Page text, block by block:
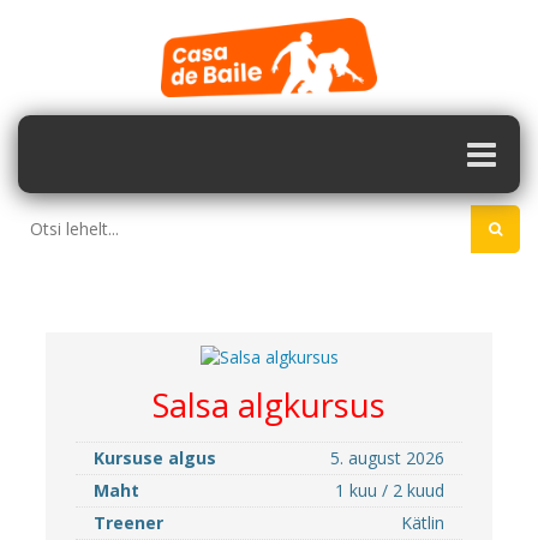
Salsa algkursus
Kursuse algus
5. august 2026
Maht
1 kuu / 2 kuud
Treener
Kätlin